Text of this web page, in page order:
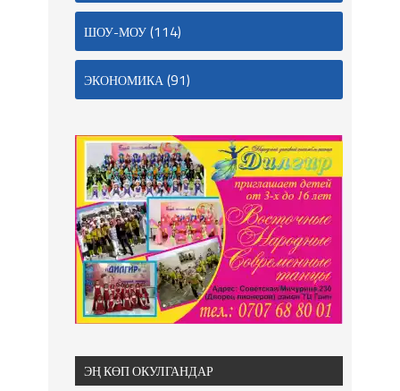
ШОУ-МОУ(114)
ЭКОНОМИКА(91)
ЭҢ КӨП ОКУЛГАНДАР